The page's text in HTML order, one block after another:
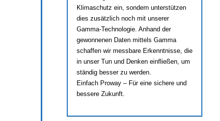
Klimaschutz ein, sondern unterstützen
dies zusätzlich noch mit unserer
Gamma-Technologie. Anhand der
gewonnenen Daten mittels Gamma
schaffen wir messbare Erkenntnisse, die
in unser Tun und Denken einfließen, um
ständig besser zu werden.
Einfach Proway – Für eine sichere und
bessere Zukunft.